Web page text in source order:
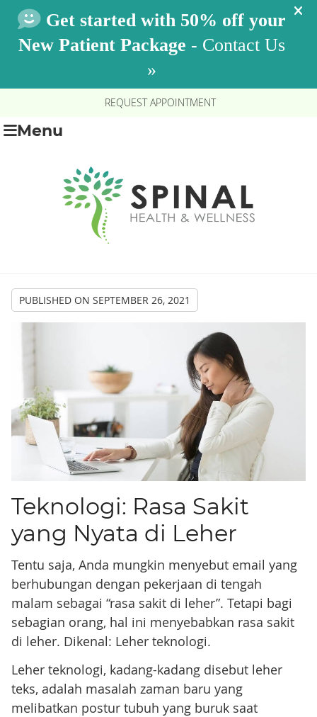
REQUEST APPOINTMENT
Menu
PUBLISHED ON SEPTEMBER 26, 2021
Teknologi: Rasa Sakit
yang Nyata di Leher
Tentu saja, Anda mungkin menyebut email yang
berhubungan dengan pekerjaan di tengah
malam sebagai “rasa sakit di leher”. Tetapi bagi
sebagian orang, hal ini menyebabkan rasa sakit
di leher. Dikenal: Leher teknologi.
Leher teknologi, kadang-kadang disebut leher
teks, adalah masalah zaman baru yang
melibatkan postur tubuh yang buruk saat